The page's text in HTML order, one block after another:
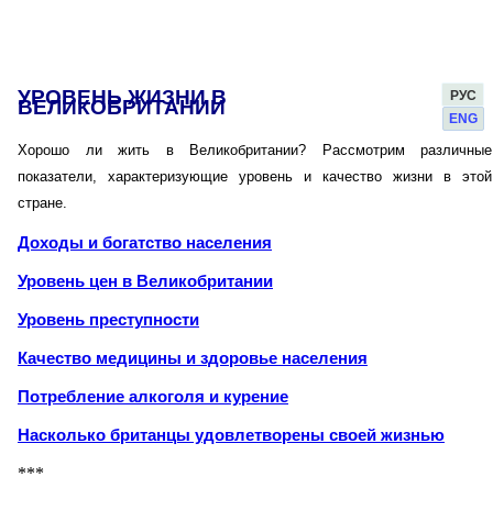
РУС
ENG
УРОВЕНЬ ЖИЗНИ В
ВЕЛИКОБРИТАНИИ
Хорошо ли жить в Великобритании? Рассмотрим различные
показатели, характеризующие уровень и качество жизни в этой
стране.
Доходы и богатство населения
Уровень цен в Великобритании
Уровень преступности
Качество медицины и здоровье населения
Потребление алкоголя и курение
Насколько британцы удовлетворены своей жизнью
***